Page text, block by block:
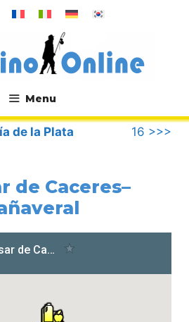
Menu
de la Plata 16 >>>
de Caceres–